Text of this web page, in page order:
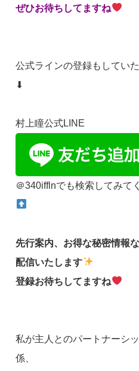
ぜひお待ちしてますね
公式ラインの登録もしてい
⬇
村上瞳公式LINE
＠340ifflnでも検索してみて
先行案内、お得な秘密情報
配信いたします
登録お待ちしてますね
私が主人とのパートナーシ
係、